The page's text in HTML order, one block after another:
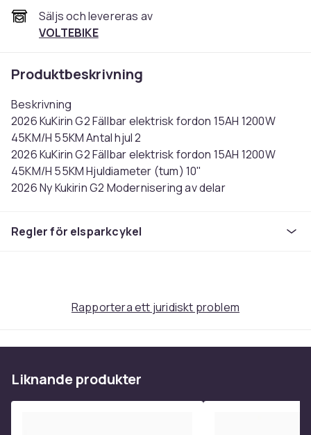
Säljs och levereras av
VOLTEBIKE
Produktbeskrivning
Beskrivning
2026 KuKirin G2 Fällbar elektrisk fordon 15AH 1200W
45KM/H 55KM Antal hjul 2
2026 KuKirin G2 Fällbar elektrisk fordon 15AH 1200W
45KM/H 55KM Hjuldiameter (tum) 10"
2026 Ny Kukirin G2 Modernisering av delar
Bakpedal: förtjockad och förstärkt
2025 KuKirin G2 Fällbar elektrisk fordon 15AH 1200W
Maximal ögonblicklig effekt: 1200 W
Maximal last: 120 kg
Maximal hastighet: 45 km/h
Regler för elsparkcykel
Rapportera ett juridiskt problem
Liknande produkter